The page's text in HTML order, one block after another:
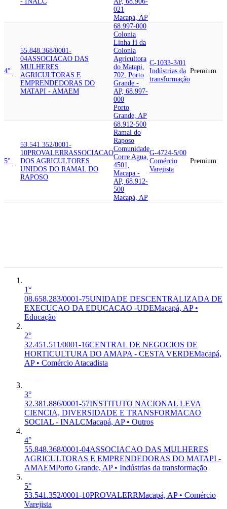
021
Macapá, AP
4°
55.848.368/0001-
04ASSOCIACAO DAS
MULHERES
AGRICULTORAS E
EMPRENDEDORAS DO
MATAPI - AMAEM
68.997-000
Colonia
Linha H da
Colonia
Agricultora
do Matapi,
702, Porto
Grande -
AP, 68.997-
000
Porto
Grande, AP
C-1033-3/01
Indústrias da
transformação
Premium
5°
53.541.352/0001-
10PROVALERRASSOCIACAO
DOS AGRICULTORES
UNIDOS DO RAMAL DO
RAPOSO
68.912-500
Ramal do
Raposo
Comunidade
Corre Agua,
4501,
Macapa -
AP, 68.912-
500
Macapá, AP
G-4724-5/00
Comércio
Varejista
Premium
1°
08.658.283/0001-75UNIDADE DESCENTRALIZADA DE
EXECUCAO DA EDUCACAO -UDEMacapá, AP •
Educação
2°
32.451.511/0001-16CENTRAL DE NEGOCIOS DE
HORTICULTURA DO AMAPA - CESTA VERDEMacapá,
AP • Comércio Atacadista
3°
32.381.886/0001-57INSTITUTO NACIONAL LEVA
CIENCIA, DIVERSIDADE E TRANSFORMACAO
SOCIAL - INALCMacapá, AP • Outros
4°
55.848.368/0001-04ASSOCIACAO DAS MULHERES
AGRICULTORAS E EMPRENDEDORAS DO MATAPI -
AMAEMPorto Grande, AP • Indústrias da transformação
5°
53.541.352/0001-10PROVALERRMacapá, AP • Comércio
Varejista